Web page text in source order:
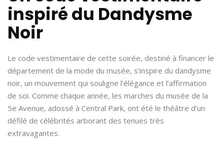
inspiré du Dandysme
Noir
Le code vestimentaire de cette soirée, destiné à financer le
département de la mode du musée, s’inspire du dandysme
noir, un mouvement qui souligne l’élégance et l’affirmation
de soi. Comme chaque année, les marches du musée de la
5e Avenue, adossé à Central Park, ont été le théâtre d’un
défilé de célébrités arborant des tenues très
extravagantes.